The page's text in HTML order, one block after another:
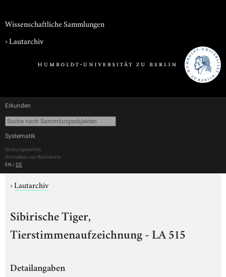
Wissenschaftliche Sammlungen
›Lautarchiv
Erkunden
Systematik
Nutzungsrechte
Anmelden zur Recherche
EN / DE
›Lautarchiv
Sibirische Tiger,
Tierstimmenaufzeichnung - LA 515
Detailangaben